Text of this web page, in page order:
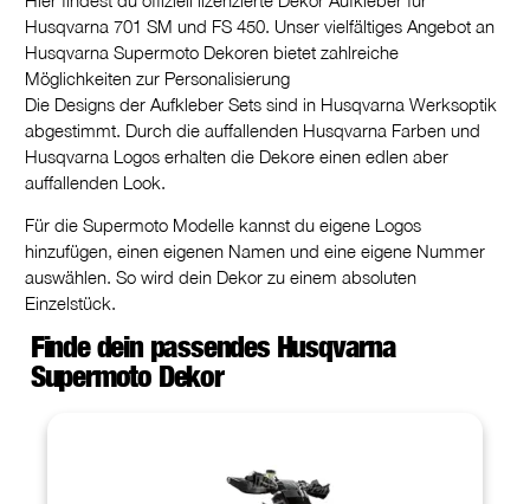
Husqvarna 701 SM und FS 450. Unser vielfältiges Angebot an
Husqvarna Supermoto Dekoren bietet zahlreiche
Möglichkeiten zur Personalisierung
Die Designs der Aufkleber Sets sind in Husqvarna Werksoptik
abgestimmt. Durch die auffallenden Husqvarna Farben und
Husqvarna Logos erhalten die Dekore einen edlen aber
auffallenden Look.
Für die Supermoto Modelle kannst du eigene Logos
hinzufügen, einen eigenen Namen und eine eigene Nummer
auswählen. So wird dein Dekor zu einem absoluten
Einzelstück.
Finde dein passendes Husqvarna
Supermoto Dekor